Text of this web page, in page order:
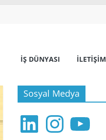
İŞ DÜNYASI İLETIŞIM
Sosyal Medya
LinkedIn InstagramYouTube